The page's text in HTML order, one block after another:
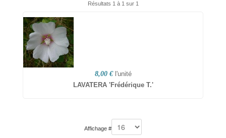
Résultats 1 à 1 sur 1
8,00 € l'unité
LAVATERA 'Frédérique T.'
Affichage #